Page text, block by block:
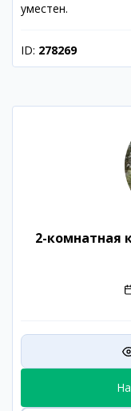
уместен.
ID: 278269
2-комнатная